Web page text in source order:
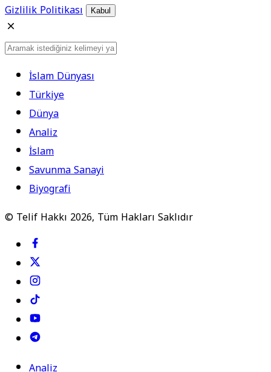
Gizlilik Politikası
Kabul
İslam Dünyası
Türkiye
Dünya
Analiz
İslam
Savunma Sanayi
Biyografi
© Telif Hakkı 2026, Tüm Hakları Saklıdır
Analiz